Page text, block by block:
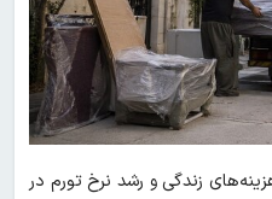
زندگی و رشد نرخ تورم در